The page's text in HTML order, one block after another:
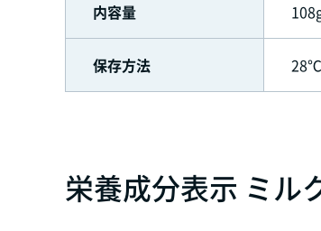
内容量
保存方法 28℃
栄養成分表示 ミル